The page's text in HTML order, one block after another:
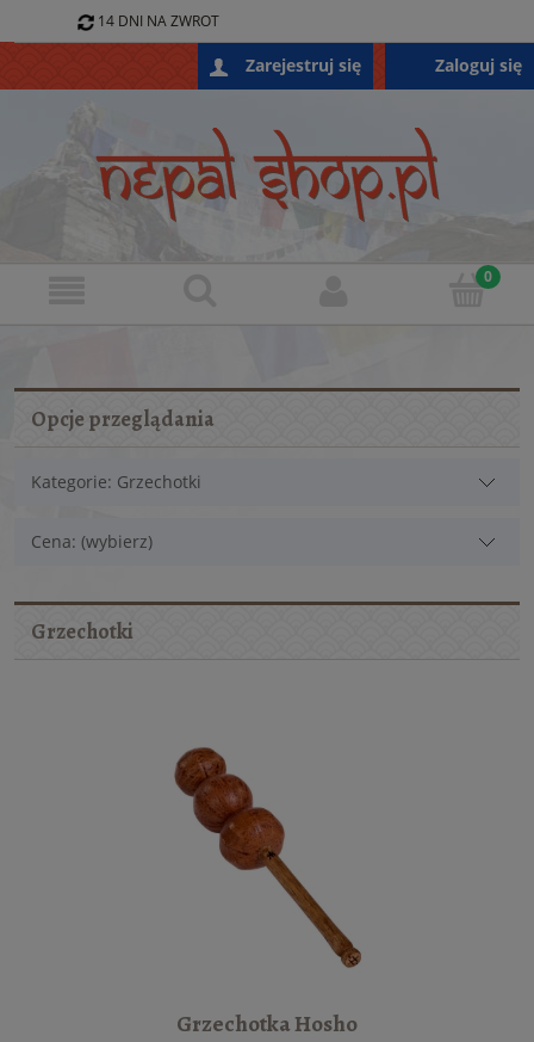
Zarejestruj się Zaloguj się
14 DNI NA ZWROT
Opcje przeglądania
Kategorie: Grzechotki
Cena: (wybierz)
Grzechotki
Grzechotka Hosho